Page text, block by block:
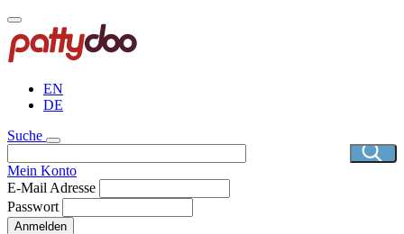
Direkt
zum
Inhalt
EN
DE
Suche
Mein Konto
E-Mail Adresse
Passwort
Anmelden